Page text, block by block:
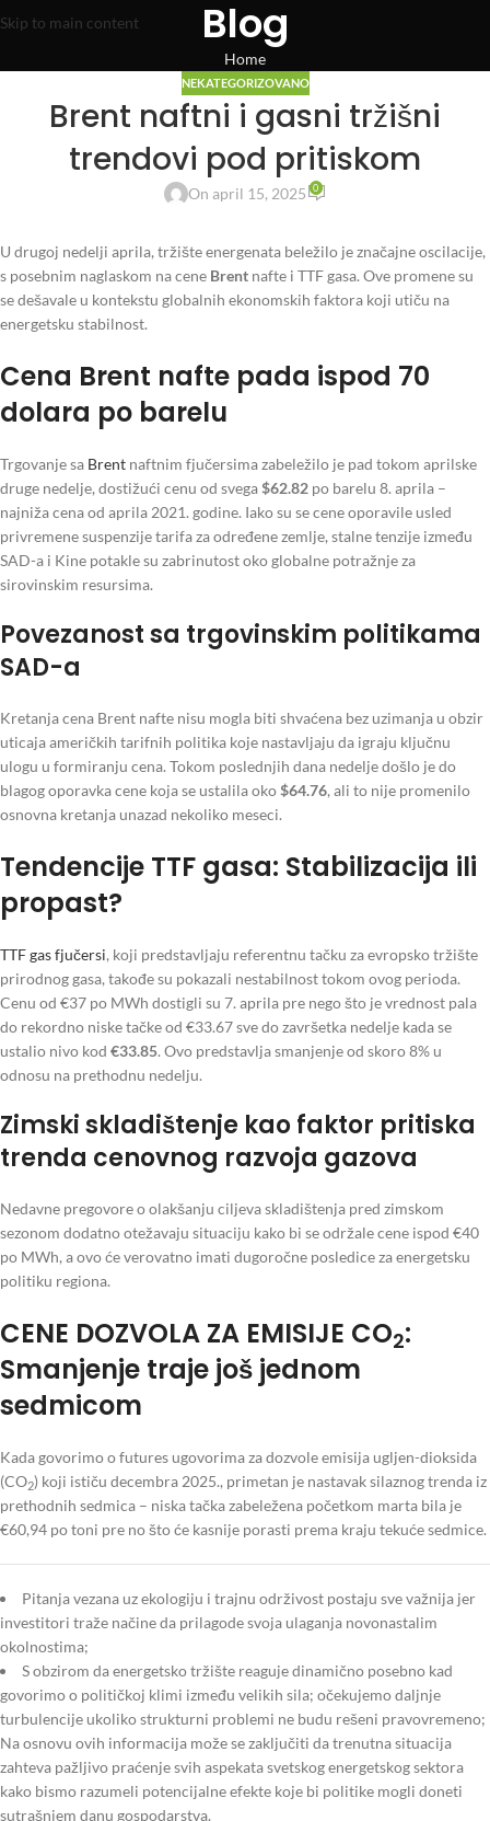
Skip to main content Blog
Home
NEKATEGORIZOVANO
Brent naftni i gasni tržišni
trendovi pod pritiskom
On april 15, 2025 0
U drugoj nedelji aprila, tržište energenata beležilo je značajne oscilacije,
s posebnim naglaskom na cene Brent nafte i TTF gasa. Ove promene su
se dešavale u kontekstu globalnih ekonomskih faktora koji utiču na
energetsku stabilnost.
Cena Brent nafte pada ispod 70
dolara po barelu
Trgovanje sa Brent naftnim fjučersima zabeležilo je pad tokom aprilske
druge nedelje, dostižući cenu od svega$62.82 po barelu 8. aprila –
najniža cena od aprila 2021. godine. Iako su se cene oporavile usled
privremene suspenzije tarifa za određene zemlje, stalne tenzije između
SAD-a i Kine potakle su zabrinutost oko globalne potražnje za
sirovinskim resursima.
Povezanost sa trgovinskim politikama
SAD-a
Kretanja cena Brent nafte nisu mogla biti shvaćena bez uzimanja u obzir
uticaja američkih tarifnih politika koje nastavljaju da igraju ključnu
ulogu u formiranju cena. Tokom poslednjih dana nedelje došlo je do
blagog oporavka cene koja se ustalila oko$64.76, ali to nije promenilo
osnovna kretanja unazad nekoliko meseci.
Tendencije TTF gasa: Stabilizacija ili
propast?
TTF gas fjučersi, koji predstavljaju referentnu tačku za evropsko tržište
prirodnog gasa, takođe su pokazali nestabilnost tokom ovog perioda.
Cenu od €37 po MWh dostigli su 7. aprila pre nego što je vrednost pala
do rekordno niske tačke od €33.67 sve do završetka nedelje kada se
ustalio nivo kod €33.85. Ovo predstavlja smanjenje od skoro 8% u
odnosu na prethodnu nedelju.
Zimski skladištenje kao faktor pritiska
trenda cenovnog razvoja gazova
Nedavne pregovore o olakšanju ciljeva skladištenja pred zimskom
sezonom dodatno otežavaju situaciju kako bi se održale cene ispod €40
po MWh, a ovo će verovatno imati dugoročne posledice za energetsku
politiku regiona.
CENE DOZVOLA ZA EMISIJE CO2:
Smanjenje traje još jednom
sedmicom
Kada govorimo o futures ugovorima za dozvole emisija ugljen-dioksida
(CO2) koji ističu decembra 2025., primetan je nastavak silaznog trenda iz
prethodnih sedmica – niska tačka zabeležena početkom marta bila je
€60,94 po toni pre no što će kasnije porasti prema kraju tekuće sedmice.
Pitanja vezana uz ekologiju i trajnu održivost postaju sve važnija jer
investitori traže načine da prilagode svoja ulaganja novonastalim
okolnostima;
S obzirom da energetsko tržište reaguje dinamično posebno kad
govorimo o političkoj klimi između velikih sila; očekujemo daljnje
turbulencije ukoliko strukturni problemi ne budu rešeni pravovremeno;
Na osnovu ovih informacija može se zaključiti da trenutna situacija
zahteva pažljivo praćenje svih aspekata svetskog energetskog sektora
kako bismo razumeli potencijalne efekte koje bi politike mogli doneti
sutrašnjem danu gospodarstva.